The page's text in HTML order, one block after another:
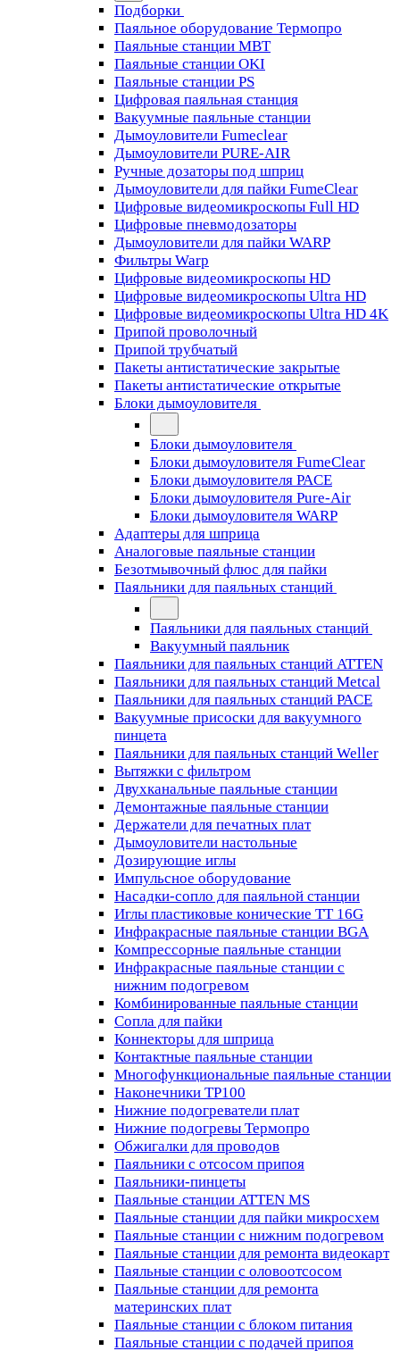
Подборки
Паяльное оборудование Термопро
Паяльные станции MBT
Паяльные станции OKI
Паяльные станции PS
Цифровая паяльная станция
Вакуумные паяльные станции
Дымоуловители Fumeclear
Дымоуловители PURE-AIR
Ручные дозаторы под шприц
Дымоуловители для пайки FumeClear
Цифровые видеомикроскопы Full HD
Цифровые пневмодозаторы
Дымоуловители для пайки WARP
Фильтры Warp
Цифровые видеомикроскопы HD
Цифровые видеомикроскопы Ultra HD
Цифровые видеомикроскопы Ultra HD 4K
Припой проволочный
Припой трубчатый
Пакеты антистатические закрытые
Пакеты антистатические открытые
Блоки дымоуловителя
Блоки дымоуловителя
Блоки дымоуловителя FumeClear
Блоки дымоуловителя PACE
Блоки дымоуловителя Pure-Air
Блоки дымоуловителя WARP
Адаптеры для шприца
Аналоговые паяльные станции
Безотмывочный флюс для пайки
Паяльники для паяльных станций
Паяльники для паяльных станций
Вакуумный паяльник
Паяльники для паяльных станций ATTEN
Паяльники для паяльных станций Metcal
Паяльники для паяльных станций PACE
Вакуумные присоски для вакуумного
пинцета
Паяльники для паяльных станций Weller
Вытяжки с фильтром
Двухканальные паяльные станции
Демонтажные паяльные станции
Держатели для печатных плат
Дымоуловители настольные
Дозирующие иглы
Импульсное оборудование
Насадки-сопло для паяльной станции
Иглы пластиковые конические TT 16G
Инфракрасные паяльные станции BGA
Компрессорные паяльные станции
Инфракрасные паяльные станции с
нижним подогревом
Комбинированные паяльные станции
Сопла для пайки
Коннекторы для шприца
Контактные паяльные станции
Многофункциональные паяльные станции
Наконечники TP100
Нижние подогреватели плат
Нижние подогревы Термопро
Обжигалки для проводов
Паяльники с отсосом припоя
Паяльники-пинцеты
Паяльные станции ATTEN MS
Паяльные станции для пайки микросхем
Паяльные станции с нижним подогревом
Паяльные станции для ремонта видеокарт
Паяльные станции с оловоотсосом
Паяльные станции для ремонта
материнских плат
Паяльные станции с блоком питания
Паяльные станции с подачей припоя